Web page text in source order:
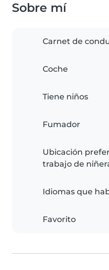
Sobre mí
Carnet de
Coche
Tiene niños
Fumador
Ubicación
trabajo de
Idiomas que
Favorito